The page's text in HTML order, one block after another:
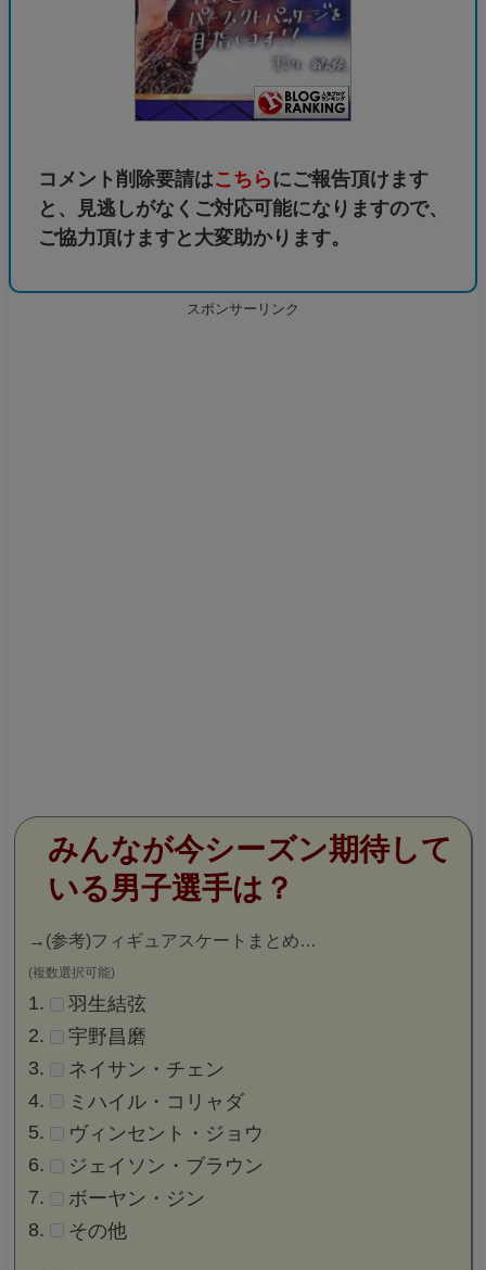
コメント削除要請はこちら にご報告頂けます
と、見逃しがなくご対応可能になりますので、
ご協力頂けますと大変助かります。
スポンサーリンク
みんなが今シーズン期待して
いる男子選手は？
→ (参考)フィギュアスケートまとめ…
(複数選択可能)
羽生結弦
宇野昌磨
ネイサン・チェン
ミハイル・コリャダ
ヴィンセント・ジョウ
ジェイソン・ブラウン
ボーヤン・ジン
その他